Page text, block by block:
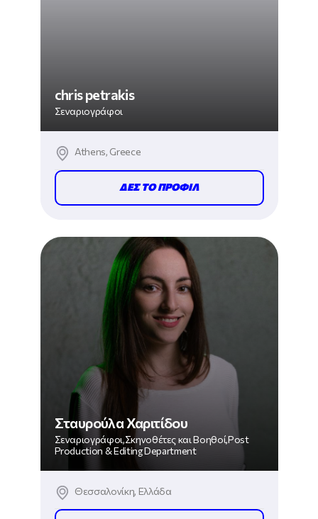
chris petrakis
Σεναριογράφοι
Athens, Greece
ΔΕΣ ΤΟ ΠΡΟΦΙΛ
Σταυρούλα Χαριτίδου
Σεναριογράφοι,Σκηνοθέτες και Βοηθοί,Post
Production & Editing Department
Θεσσαλονίκη, Ελλάδα